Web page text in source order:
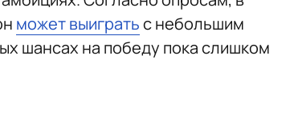
может выигратьс небольшим
шансах на победу пока слишком